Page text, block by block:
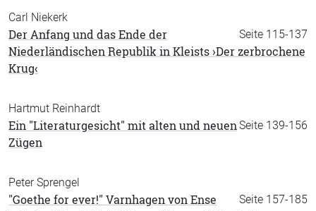
Carl Niekerk
Seite 115-137
Der Anfang und das Ende der
Niederländischen Republik in Kleists ›Der zerbrochene
Krug‹
Hartmut Reinhardt
Seite 139-156
Ein "Literaturgesicht" mit alten und neuen
Zügen
Peter Sprengel
Seite 157-185
"Goethe for ever!" Varnhagen von Ense